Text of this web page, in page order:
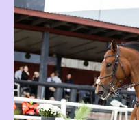
Võistluskalender
Võistlussarjad
Edetabelid
Ametnikud